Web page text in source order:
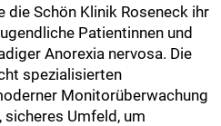
Schön Klinik Roseneck ihr
Patientinnen und
Anorexia nervosa. Die
spezialisierten
Monitorüberwachung
Umfeld, um